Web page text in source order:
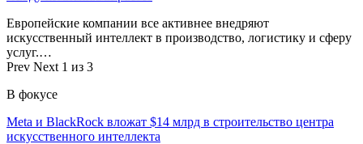
Европейские компании все активнее внедряют
искусственный интеллект в производство, логистику и сферу
услуг.…
Prev Next 1 из 3
В фокусе
Meta и BlackRock вложат $14 млрд в строительство центра
искусственного интеллекта